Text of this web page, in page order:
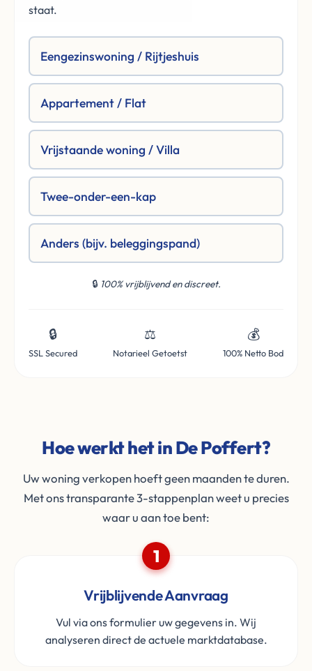
staat.
Eengezinswoning / Rijtjeshuis
Appartement / Flat
Vrijstaande woning / Villa
Twee-onder-een-kap
Anders (bijv. beleggingspand)
🔒 100% vrijblijvend en discreet.
🔒
SSL Secured
⚖️
Notarieel Getoetst
💰
100% Netto Bod
Hoe werkt het in De Poffert?
Uw woning verkopen hoeft geen maanden te duren.
Met ons transparante 3-stappenplan weet u precies
waar u aan toe bent:
1
Vrijblijvende Aanvraag
Vul via ons formulier uw gegevens in. Wij
analyseren direct de actuele marktdatabase.